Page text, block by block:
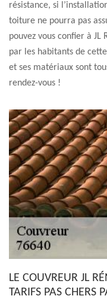
résistance, si
toiture ne pourra pas
pouvez vous confier à
par les habitants de
et ses matériaux sont
rendez-vous !
LE COUVREUR JL
TARIFS PAS CHERS